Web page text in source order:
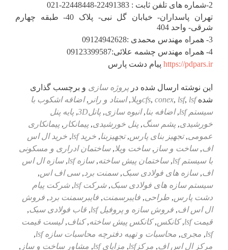
2-شماره های تلفن ثابت : 22491383-22448448-021
تهران پاسداران- خیابان گل نبی- پلاک 40- طبقه چهارم
شرقی- واحد 404
3- همراه مهندس محمدی :09124942628
4- همراه مهندس چشمه علائی:09123399587
https://pdpars.ir پیام دشت پارس
این نوشته ارسال شده در پروژه سازی و برچسب گذاری
شده
cfs, conex, lsf, lsfویلا ,استاد و رانر ,اضافه اشکوب با
سیستم lsf
,اضافه بنا,انبوه سازی, پانل3D , پایه پنل
خورشیدی, پشم سنگ, پنل خورشیدی, پیمانکار , پیمانکاری
عمومی,تجهیز بنای پارس,تجهیزبنا, خرید lsf , خرید ال اس
اف,ساخت و ساز ,ساخت ویلا,ساختمان ادراری و مسکونی
با سیستم lsf
,ساختمان پیش ساخته,سازه lsf ,سازه ال اس
اف,سازه های فولادی سبک,سمنت برد,سی اف اس,
سیستم سازه های فولادی سبک,شرکت lsf ,شرکت پیام
دشت پارس, طراحی, فایبرسمنت, فایبرسمنت برد, فروش
ال اس اف, فروش سازه و پروفیل lsf , قاب فولادی سبک,
قیمت lsf
,کانکس,کانکس پیش ساخته,کناف,لیست قیمت
lsf
, مجری, محاسبات و تهیه دفترچه محاسبات سازه lsf
,
مرکز ال اس اف, مرکزlsf , مزایای lsf , مشاور ساخت و ساز ,